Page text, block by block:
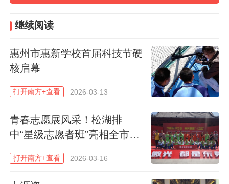
继续阅读
惠州市惠新学校首届科技节硬
核启幕
打开南方+查看 2026-03-13
青春志愿展风采！松湖排
中“星级志愿者班”亮相全市志
打开南方+查看 2026-03-16